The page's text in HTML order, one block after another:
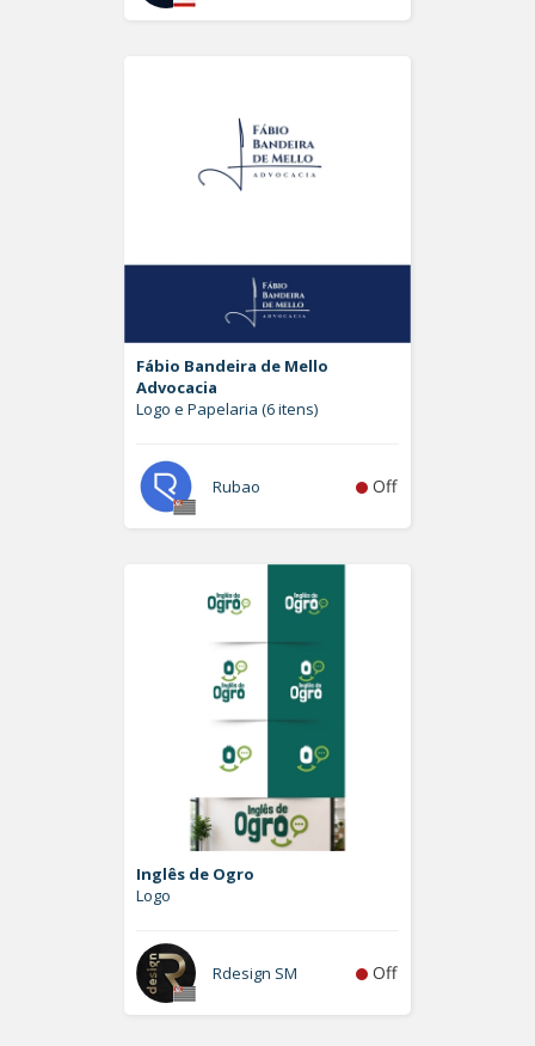
Fábio Bandeira de Mello
Advocacia
Logo e Papelaria (6 itens)
Rubao Off
Inglês de Ogro
Logo
Rdesign SM Off